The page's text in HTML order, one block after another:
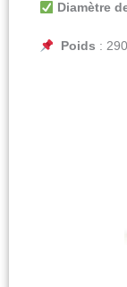
Diamètre
Poids :